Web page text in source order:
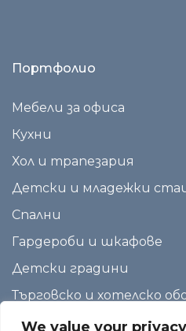
We value your privacy
Портфолио
Мебели за офиса
Кухни
Хол и трапезария
Детски и младежки
Спални
Гардероби и шкафове
Детски градини
Търговско и хотелско